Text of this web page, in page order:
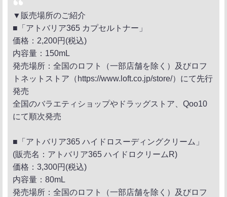
▼販売場所のご紹介
■「アトバリア365 カプセルトナー」
価格：2,200円(税込)
内容量：150mL
発売場所：全国のロフト（一部店舗を除く）及びロフ
トネットストア（https://www.loft.co.jp/store/）にて先行
発売
全国のバラエティショップやドラッグストア、Qoo10
にて順次発売
■「アトバリア365 ハイドロスーディングクリーム」
(販売名：アトバリア365 ハイドロクリームR)
価格：3,300円(税込)
内容量：80mL
発売場所：全国のロフト（一部店舗を除く）及びロフ